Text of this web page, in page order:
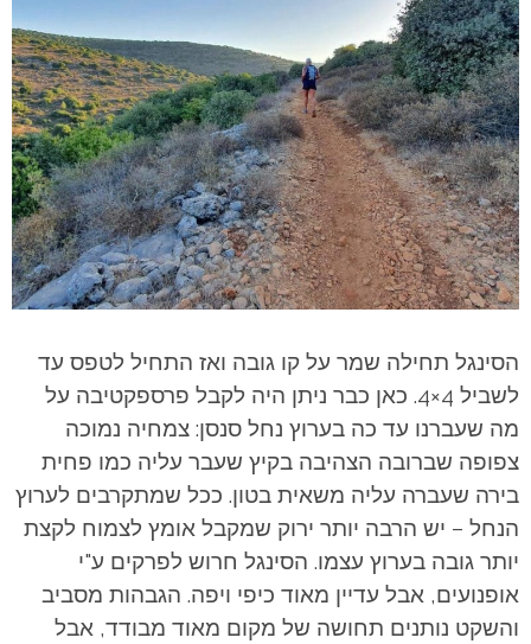
הסינגל תחילה שמר על קו גובה ואז התחיל לטפס עד
לשביל 4×4. כאן כבר ניתן היה לקבל פרספקטיבה על
מה שעברנו עד כה בערוץ נחל סנסן: צמחיה נמוכה
צפופה שברובה הצהיבה בקיץ שעבר עליה כמו פחית
בירה שעברה עליה משאית בטון. ככל שמתקרבים לערוץ
הנחל – יש הרבה יותר ירוק שמקבל אומץ לצמוח לקצת
יותר גובה בערוץ עצמו. הסינגל חרוש לפרקים ע"י
אופנועים, אבל עדיין מאוד כיפי ויפה. הגבהות מסביב
והשקט נותנים תחושה של מקום מאוד מבודד, אבל